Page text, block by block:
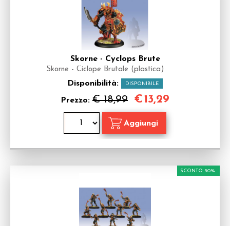
Skorne - Cyclops Brute
Skorne - Ciclope Brutale (plastica)
Disponibilità: DISPONIBILE
Prezzo: € 18,99 €13,29
SCONTO 30%